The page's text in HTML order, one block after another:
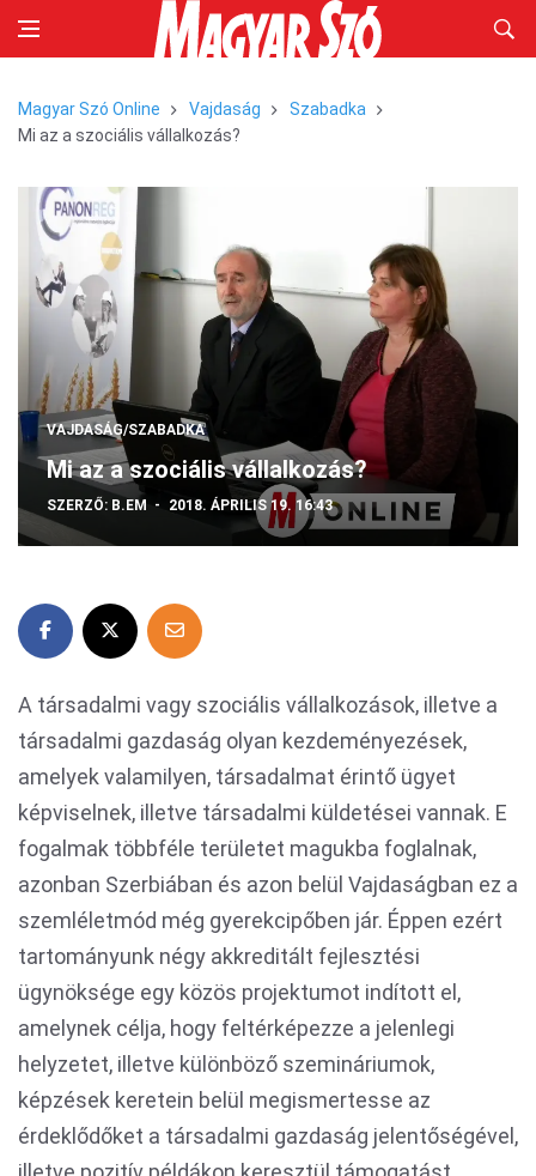
Magyar Szó Online Vajdaság
Szabadka
Mi az a szociális vállalkozás?
VAJDASÁG/SZABADKA
Mi az a szociális vállalkozás?
SZERZŐ: B.EM 2018. ÁPRILIS 19. 16:43
A társadalmi vagy szociális vállalkozások, illetve a
társadalmi gazdaság olyan kezdeményezések,
amelyek valamilyen, társadalmat érintő ügyet
képviselnek, illetve társadalmi küldetései vannak. E
fogalmak többféle területet magukba foglalnak,
azonban Szerbiában és azon belül Vajdaságban ez a
szemléletmód még gyerekcipőben jár. Éppen ezért
tartományunk négy akkreditált fejlesztési
ügynöksége egy közös projektumot indított el,
amelynek célja, hogy feltérképezze a jelenlegi
helyzetet, illetve különböző szemináriumok,
képzések keretein belül megismertesse az
érdeklődőket a társadalmi gazdaság jelentőségével,